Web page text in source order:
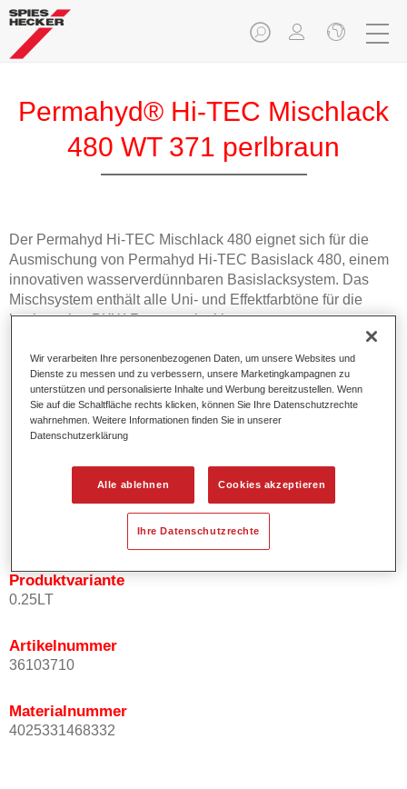
Permahyd® Hi-TEC Mischlack
480 WT 371 perlbraun
Der Permahyd Hi-TEC Mischlack 480 eignet sich für die
Ausmischung von Permahyd Hi-TEC Basislack 480, einem
innovativen wasserverdünnbaren Basislacksystem. Das
Mischsystem enthält alle Uni- und Effektfarbtöne für die
hochwertige PKW-Reparaturlackierung.
Produktmerkmale
Einfach und schnell zu verarbeiten.
Bietet eine hohe Farbtongenauigkeit und gleichmäßige
Effektausrichtung.
Fördert kurze Prozesszeiten.
Ermöglicht einfaches und sicheres Einlackieren.
Kann variabel eingesetzt werden, z.B. für Innenraum-,
Mehrschicht- und Mehrfarbenlackierungen.
Produktvariante
0.25LT
Artikelnummer
36103710
Materialnummer
4025331468332
Wir verarbeiten Ihre personenbezogenen Daten, um unsere Websites und
Dienste zu messen und zu verbessern, unsere Marketingkampagnen zu
unterstützen und personalisierte Inhalte und Werbung bereitzustellen. Wenn
Sie auf die Schaltfläche rechts klicken, können Sie Ihre Datenschutzrechte
wahrnehmen. Weitere Informationen finden Sie in unserer
Datenschutzerklärung
Alle ablehnen Cookies akzeptieren
Ihre Datenschutzrechte